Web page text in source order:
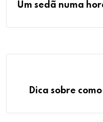
Um sedã numa
Dica sobre